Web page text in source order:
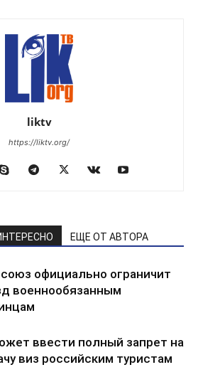
liktv
https://liktv.org/
ЕЩЕ ОТ АВТОРА
официально ограничит
военнообязанным
ввести полный запрет на
виз российским туристам